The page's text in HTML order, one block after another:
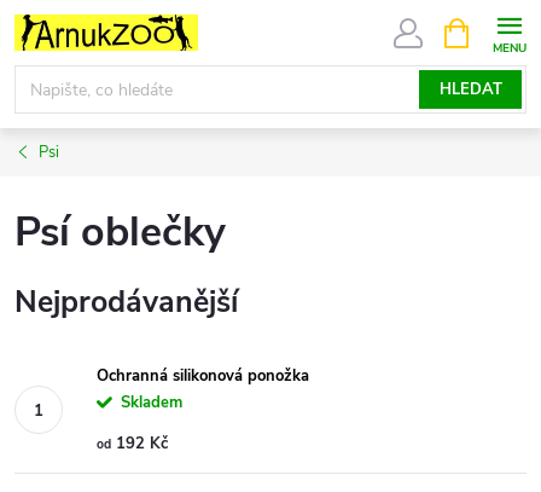
Přejít
obsah
HLEDAT
NÁKUPNÍ
KOŠÍK
Psi
Psí oblečky
Nejprodávanější
Ochranná silikonová ponožka
Skladem
od 192 Kč